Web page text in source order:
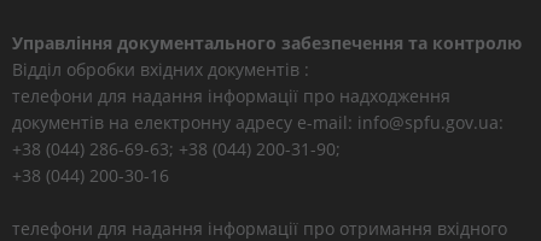
Управління документального забезпечення та контролю
Відділ обробки вхідних документів :
телефони для надання інформації про надходження
документів на електронну адресу e-mail: info@spfu.gov.ua:
+38 (044) 286-69-63; +38 (044) 200-31-90;
+38 (044) 200-30-16
телефони для надання інформації про отримання вхідного